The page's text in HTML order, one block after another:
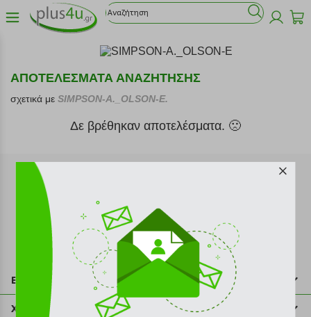
ΑΠΟΤΕΛΕΣΜΑΤΑ ΑΝΑΖΗΤΗΣΗΣ
σχετικά με SIMPSON-A._OLSON-E.
Δε βρέθηκαν αποτελέσματα. 🙁
Εγγραφή στο newsletter
Επικοινωνία
211 2000 700
Χρήσιμες πληροφορίες